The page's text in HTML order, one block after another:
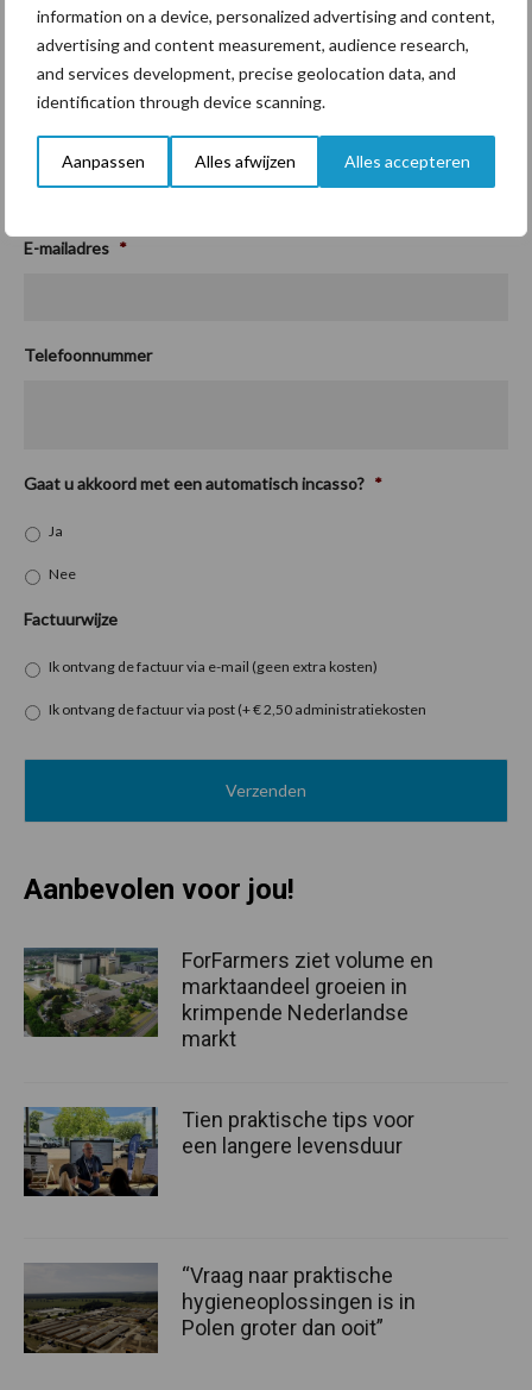
information on a device, personalized advertising and content,
advertising and content measurement, audience research,
and services development, precise geolocation data, and
identification through device scanning.
Aanpassen Alles afwijzen Alles accepteren
Postcode
E-mailadres *
Telefoonnummer
Gaat u akkoord met een automatisch incasso? *
Ja
Nee
Factuurwijze
Ik ontvang de factuur via e-mail (geen extra kosten)
Ik ontvang de factuur via post (+ € 2,50 administratiekosten
Aanbevolen voor jou!
ForFarmers ziet volume en
marktaandeel groeien in
krimpende Nederlandse
markt
Tien praktische tips voor
een langere levensduur
“Vraag naar praktische
hygieneoplossingen is in
Polen groter dan ooit”